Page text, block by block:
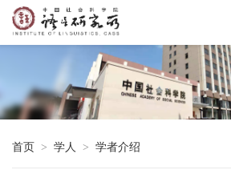
首页 > 学人 > 学者介绍